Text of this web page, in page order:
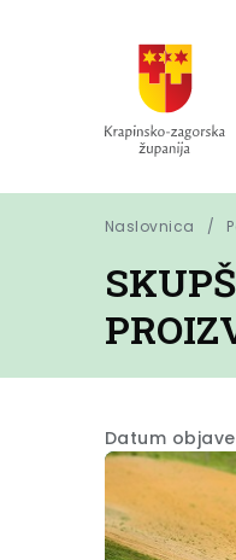
Naslovnica
Datum